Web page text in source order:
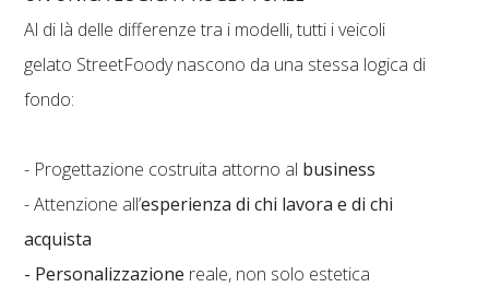
Al di là delle differenze tra i modelli, tutti i veicoli
gelato StreetFoody nascono da una stessa logica di
fondo:
- Progettazione costruita attorno al business
- Attenzione all’esperienza di chi lavora e di chi
acquista
- Personalizzazione reale, non solo estetica